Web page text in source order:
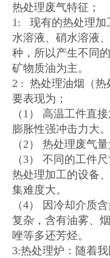
热处理废气特征；
1: 现有的热处理加
水溶液、硝水溶液
种，所以产生不同
矿物质油为主。
2 : 热处理油烟（热
要表现为；
（1） 高温工件直
膨胀性强冲击力大。
（2） 热处理废气
（3） 不同的工件
热处理加工的设备
集难度大。
（4） 因冷却介质
复杂，含有油雾、
唑等多还芳烃。
3:热处理炉：随着